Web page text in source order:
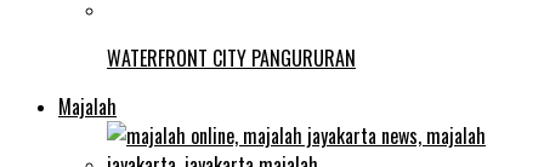
WATERFRONT CITY PANGURURAN
Majalah